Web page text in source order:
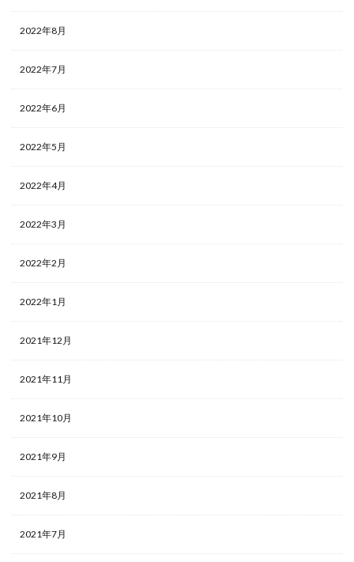
2022年8月
2022年7月
2022年6月
2022年5月
2022年4月
2022年3月
2022年2月
2022年1月
2021年12月
2021年11月
2021年10月
2021年9月
2021年8月
2021年7月